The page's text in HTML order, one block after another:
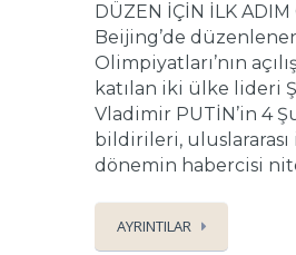
DÜZEN İÇİN İLK
Beijing’de
Olimpiyatları’nın
katılan iki ülke lideri
Vladimir PUTİN’in 4
bildirileri,
dönemin habercisi
AYRINTILAR